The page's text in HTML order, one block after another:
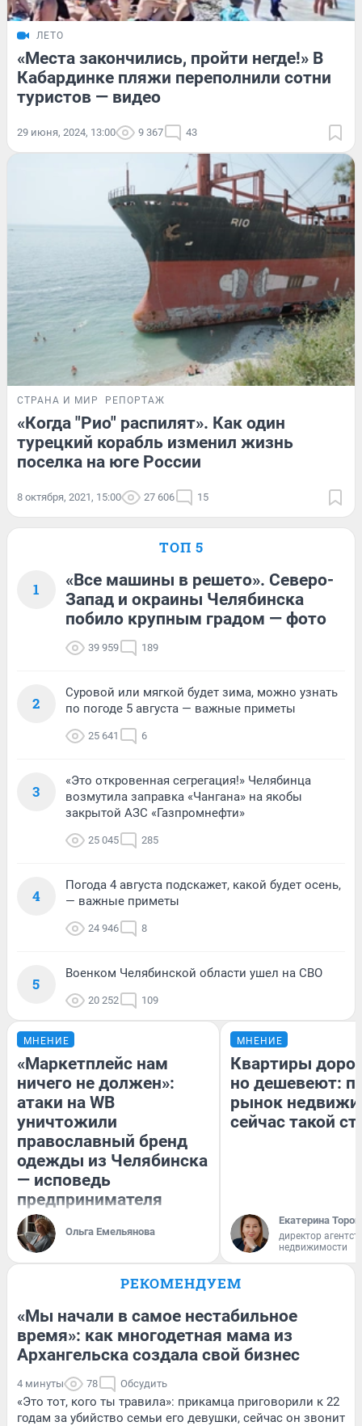
ЛЕТО
«Места закончились, пройти негде!» В
Кабардинке пляжи переполнили сотни
туристов — видео
29 июня, 2024, 13:00 9 367 43
СТРАНА И МИР РЕПОРТАЖ
«Когда "Рио" распилят». Как один
турецкий корабль изменил жизнь
поселка на юге России
8 октября, 2021, 15:00 27 606 15
ТОП 5
1
«Все машины в решето». Северо-
Запад и окраины Челябинска
побило крупным градом — фото
39 959 189
2
Суровой или мягкой будет зима, можно узнать
по погоде 5 августа — важные приметы
25 641 6
3
«Это откровенная сегрегация!» Челябинца
возмутила заправка «Чангана» на якобы
закрытой АЗС «Газпромнефти»
25 045 285
4
Погода 4 августа подскажет, какой будет осень,
— важные приметы
24 946 8
5
Военком Челябинской области ушел на СВО
20 252 109
МНЕНИЕ
«Маркетплейс нам
ничего не должен»:
атаки на WB
уничтожили
православный бренд
одежды из Челябинска
— исповедь
предпринимателя
Ольга Емельянова
МНЕНИЕ
Квартиры
но дешевеют:
рынок
сейчас такой
Екатерина
директор
недвижимости
РЕКОМЕНДУЕМ
«Мы начали в самое нестабильное
время»: как многодетная мама из
Архангельска создала свой бизнес
4 минуты 78 Обсудить
«Это тот, кого ты травила»: прикамца приговорили к 22
годам за убийство семьи его девушки, сейчас он звонит